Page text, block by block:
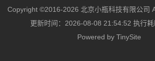
Copyright ©2016-2026 北京小瓶科技有限公司
更新时间：2026-08-08 21:54:52 执行耗
Powered by TinySite